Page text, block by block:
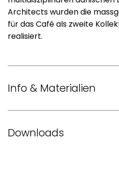
Architects wurden die
für das Café als zweite
realisiert.
Info & Materialien
Downloads